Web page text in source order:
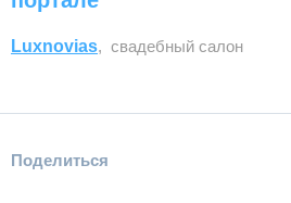
Luxnovias, свадебный салон
Поделиться